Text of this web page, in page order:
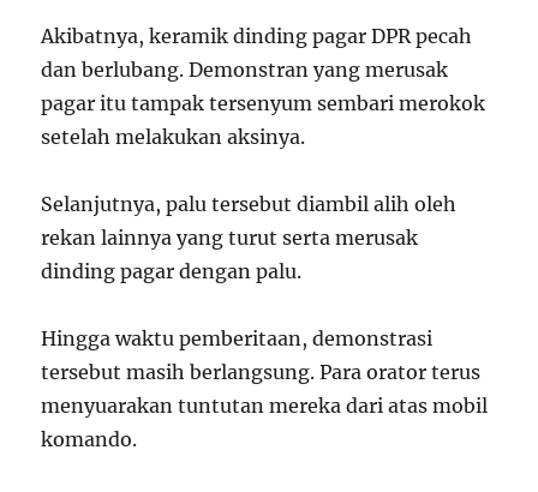
Akibatnya, keramik dinding pagar DPR pecah
dan berlubang. Demonstran yang merusak
pagar itu tampak tersenyum sembari merokok
setelah melakukan aksinya.
Selanjutnya, palu tersebut diambil alih oleh
rekan lainnya yang turut serta merusak
dinding pagar dengan palu.
Hingga waktu pemberitaan, demonstrasi
tersebut masih berlangsung. Para orator terus
menyuarakan tuntutan mereka dari atas mobil
komando.